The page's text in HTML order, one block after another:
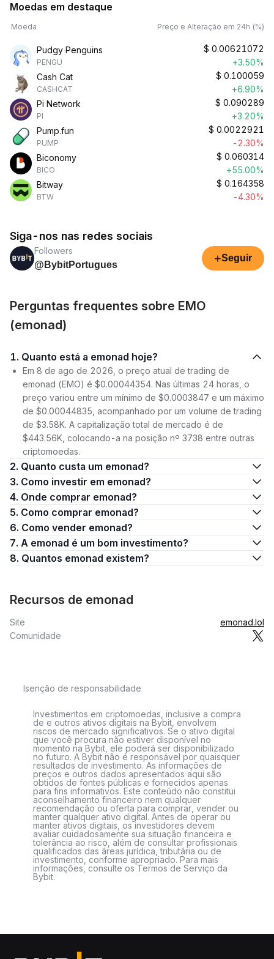
Moedas em destaque
Moeda Preço e Alteração em 24h (%)
Pudgy Penguins
PENGU
$ 0.00621072
+3.50%
Cash Cat
CASHCAT
$ 0.100059
+6.90%
Pi Network
PI
$ 0.090289
+3.20%
Pump.fun
PUMP
$ 0.0022921
-2.30%
Biconomy
BICO
$ 0.060314
+55.00%
Bitway
BTW
$ 0.164358
-4.30%
Siga-nos nas redes sociais
Followers
@BybitPortugues
+Seguir
Perguntas frequentes sobre EMO
(emonad)
1. Quanto está a emonad hoje?
Em 8 de ago de 2026, o preço atual de trading de
emonad (EMO) é $0.00044354. Nas últimas 24 horas, o
preço variou entre um mínimo de $0.0003847 e um máximo
de $0.00044835, acompanhado por um volume de trading
de $3.58K. A capitalização total de mercado é de
$443.56K, colocando-a na posição nº 3738 entre outras
criptomoedas.
2. Quanto custa um emonad?
3. Como investir em emonad?
4. Onde comprar emonad?
5. Como comprar emonad?
6. Como vender emonad?
7. A emonad é um bom investimento?
8. Quantos emonad existem?
Recursos de emonad
Site
emonad.lol
Comunidade
Isenção de responsabilidade
Investimentos em criptomoedas, inclusive a compra
de e outros ativos digitais na Bybit, envolvem
riscos de mercado significativos. Se o ativo digital
que você procura não estiver disponível no
momento na Bybit, ele poderá ser disponibilizado
no futuro. A Bybit não é responsável por quaisquer
resultados de investimento. As informações de
preços e outros dados apresentados aqui são
obtidos de fontes públicas e fornecidos apenas
para fins informativos. Este conteúdo não constitui
aconselhamento financeiro nem qualquer
recomendação ou oferta para comprar, vender ou
manter qualquer ativo digital. Antes de operar ou
manter ativos digitais, os investidores devem
avaliar cuidadosamente sua situação financeira e
tolerância ao risco, além de consultar profissionais
qualificados das áreas jurídica, tributária ou de
investimento, conforme apropriado. Para mais
informações, consulte os Termos de Serviço da
Bybit.